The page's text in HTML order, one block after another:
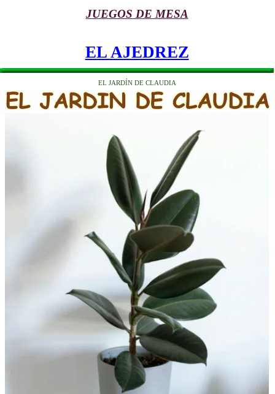
JUEGOS DE MESA
EL AJEDREZ
EL JARDÍN DE CLAUDIA